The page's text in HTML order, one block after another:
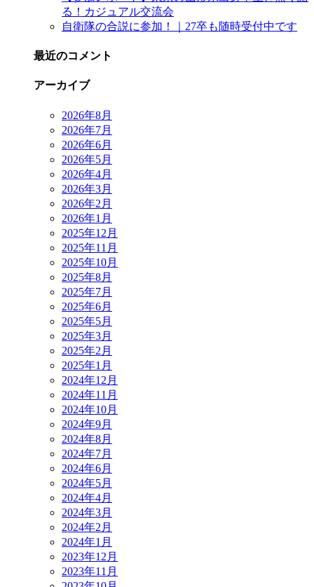
る！カジュアル交流会
自衛隊の合説に参加！｜27卒も随時受付中です
最近のコメント
アーカイブ
2026年8月
2026年7月
2026年6月
2026年5月
2026年4月
2026年3月
2026年2月
2026年1月
2025年12月
2025年11月
2025年10月
2025年8月
2025年7月
2025年6月
2025年5月
2025年3月
2025年2月
2025年1月
2024年12月
2024年11月
2024年10月
2024年9月
2024年8月
2024年7月
2024年6月
2024年5月
2024年4月
2024年3月
2024年2月
2024年1月
2023年12月
2023年11月